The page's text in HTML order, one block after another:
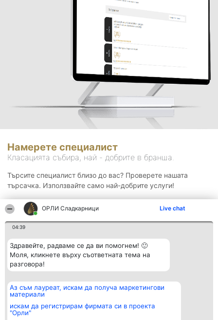
ОРЛИ Сладкарници Live chat
04:39
Здравейте, радваме се да ви помогнем! 🙂
Моля, кликнете върху съответната тема на
разговора!
Аз съм лауреат, искам да получа маркетингови
материали
искам да регистрирам фирмата си в проекта
"Орли"
Намерете специалист
Класацията събира, най - добрите в бранша.
Търсите специалист близо до вас? Проверете нашата
търсачка. Използвайте само най-добрите услуги!
Организатор на
класиране
BulevardulAleea Timișul De
Sus Nr. 2, Bl. A30, Sc. A, Et.
Класация
всички
Контакти